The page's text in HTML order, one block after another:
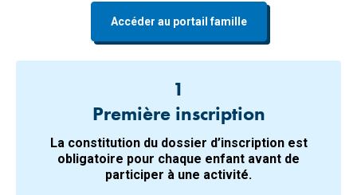
Accéder au portail famille
1
Première inscription
La constitution du dossier d’inscription est
obligatoire pour chaque enfant avant de
participer à une activité.